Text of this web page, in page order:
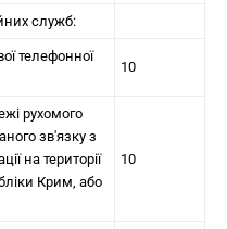
служб:
телефонної
10
рухомого
зв'язку з
на території
Крим, або
10